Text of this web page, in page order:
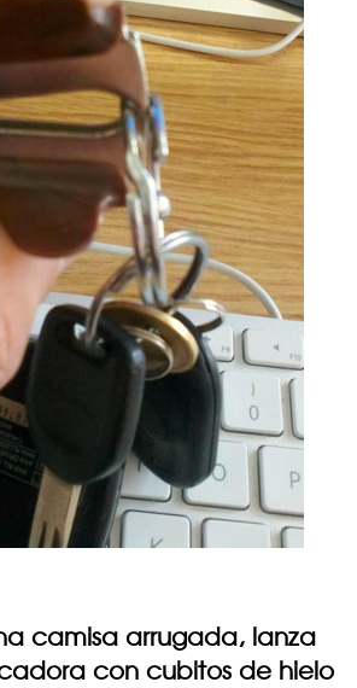
camisa arrugada, lanza
con cubitos de hielo